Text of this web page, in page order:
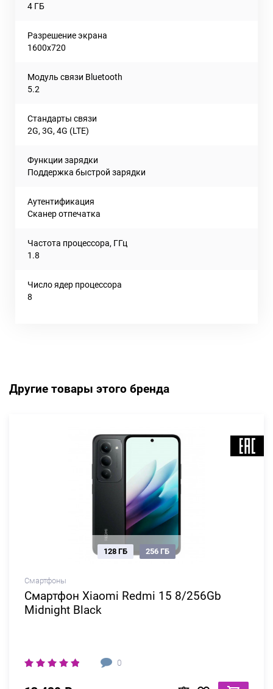
4 ГБ
Разрешение экрана
1600x720
Модуль связи Bluetooth
5.2
Стандарты связи
2G, 3G, 4G (LTE)
Функции зарядки
Поддержка быстрой зарядки
Аутентификация
Сканер отпечатка
Частота процессора, ГГц
1.8
Число ядер процессора
8
Другие товары этого бренда
Смартфоны
Смартфон Xiaomi Redmi 15 8/256Gb
Midnight Black
0
128 ГБ 256 ГБ